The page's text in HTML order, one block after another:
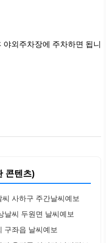
외주차장에 주차하면 됩니
콘텐츠)
사하구 주간날씨예보
날씨 두원면 날씨예보
구좌읍 날씨예보